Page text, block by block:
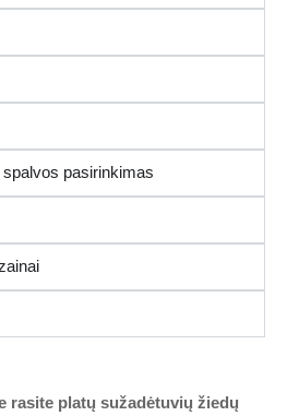
pasirinkimas
rasite platų sužadėtuvių žiedų